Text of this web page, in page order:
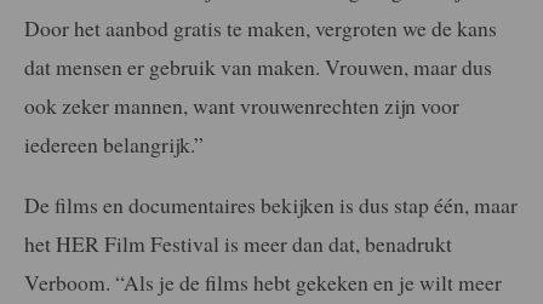
Door het aanbod gratis te maken, vergroten we de kans
dat mensen er gebruik van maken. Vrouwen, maar dus
ook zeker mannen, want vrouwenrechten zijn voor
iedereen belangrijk.”
De films en documentaires bekijken is dus stap één, maar
het HER Film Festival is meer dan dat, benadrukt
Verboom. “Als je de films hebt gekeken en je wilt meer